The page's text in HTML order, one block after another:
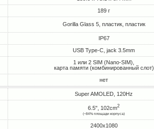
189 г
Gorilla Glass 5, пластик, пластик
IP67
USB Type-C, jack 3.5mm
1 или 2 SIM (Nano-SIM),
карта памяти (комбинированный слот)
нет
Super AMOLED, 120Hz
6.5", 102cm2
(~84% площади корпуса)
2400x1080